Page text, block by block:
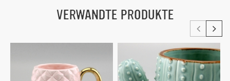
VERWANDTE PRODUKTE